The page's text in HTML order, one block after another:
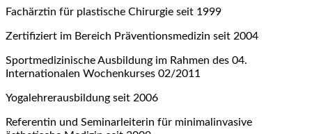
Fachärztin für plastische Chirurgie seit 1999
Zertifiziert im Bereich Präventionsmedizin seit 2004
Sportmedizinische Ausbildung im Rahmen des 04.
Internationalen Wochenkurses 02/2011
Yogalehrerausbildung seit 2006
Referentin und Seminarleiterin für minimalinvasive